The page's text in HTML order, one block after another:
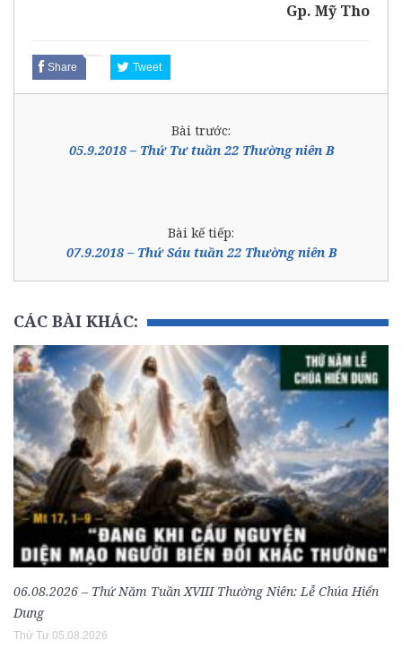
Gp. Mỹ Tho
Share Tweet
Bài trước:
05.9.2018 – Thứ Tư tuần 22 Thường niên B
Bài kế tiếp:
07.9.2018 – Thứ Sáu tuần 22 Thường niên B
CÁC BÀI KHÁC:
06.08.2026 – Thứ Năm Tuần XVIII Thường Niên: Lễ Chúa Hiển
Dung
Thứ Tư 05.08.2026